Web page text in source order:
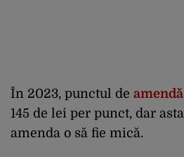
În 2023, punctul de amendă
145 de lei per punct, dar
amenda o să fie mică.